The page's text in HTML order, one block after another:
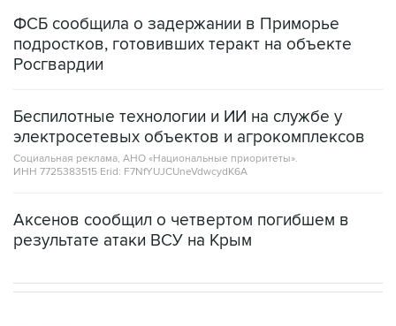
ФСБ сообщила о задержании в Приморье
подростков, готовивших теракт на объекте
Росгвардии
Беспилотные технологии и ИИ на службе у
электросетевых объектов и агрокомплексов
Социальная реклама, АНО «Национальные приоритеты».
ИНН 7725383515 Erid: F7NfYUJCUneVdwcydK6A
Аксенов сообщил о четвертом погибшем в
результате атаки ВСУ на Крым